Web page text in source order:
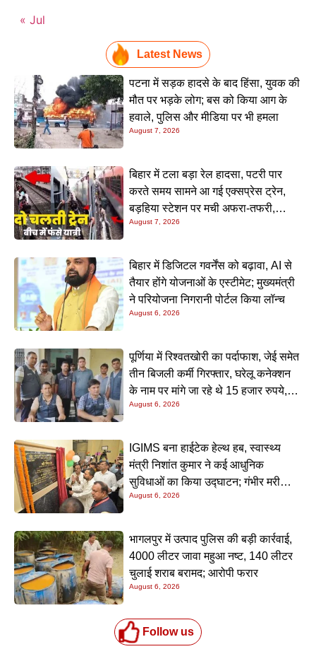
« Jul
Latest News
पटना में सड़क हादसे के बाद हिंसा, युवक की
मौत पर भड़के लोग; बस को किया आग के
हवाले, पुलिस और मीडिया पर भी हमला
August 7, 2026
बिहार में टला बड़ा रेल हादसा, पटरी पार
करते समय सामने आ गई एक्सप्रेस ट्रेन,
बड़हिया स्टेशन पर मची अफरा-तफरी,
यात्रियों की लापरवाही आई सामने
August 7, 2026
बिहार में डिजिटल गवर्नेंस को बढ़ावा, AI से
तैयार होंगे योजनाओं के एस्टीमेट; मुख्यमंत्री
ने परियोजना निगरानी पोर्टल किया लॉन्च
August 6, 2026
पूर्णिया में रिश्वतखोरी का पर्दाफाश, जेई समेत
तीन बिजली कर्मी गिरफ्तार, घरेलू कनेक्शन
के नाम पर मांगे जा रहे थे 15 हजार रुपये,
निगरानी टीम ने रंगे हाथ पकड़ा
August 6, 2026
IGIMS बना हाईटेक हेल्थ हब, स्वास्थ्य
मंत्री निशांत कुमार ने कई आधुनिक
सुविधाओं का किया उद्घाटन; गंभीर मरीजों
के इलाज में आएगा बड़ा सुधार
August 6, 2026
भागलपुर में उत्पाद पुलिस की बड़ी कार्रवाई,
4000 लीटर जावा महुआ नष्ट, 140 लीटर
चुलाई शराब बरामद; आरोपी फरार
August 6, 2026
Follow us